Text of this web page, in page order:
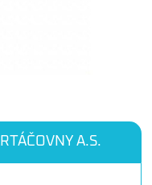
A.S.